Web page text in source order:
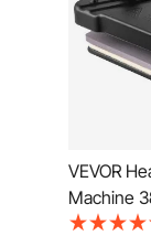
VEVOR
Machine
Machine